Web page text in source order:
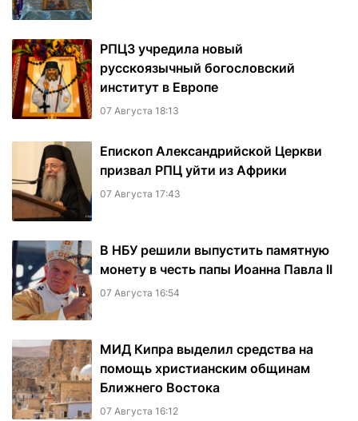
РПЦЗ учредила новый
русскоязычный богословский
институт в Европе
07 Августа 18:13
Епископ Александрийской Церкви
призвал РПЦ уйти из Африки
07 Августа 17:43
В НБУ решили выпустить памятную
монету в честь папы Иоанна Павла II
07 Августа 16:54
МИД Кипра выделил средства на
помощь христианским общинам
Ближнего Востока
07 Августа 16:12